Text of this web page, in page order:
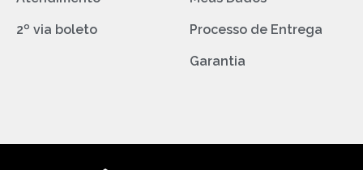
2º via boleto Processo de Entrega
Garantia